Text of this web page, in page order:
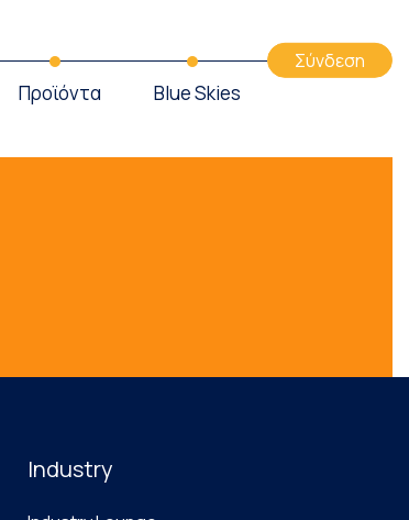
Προϊόντα Blue Skies
Σύνδεση
Industry